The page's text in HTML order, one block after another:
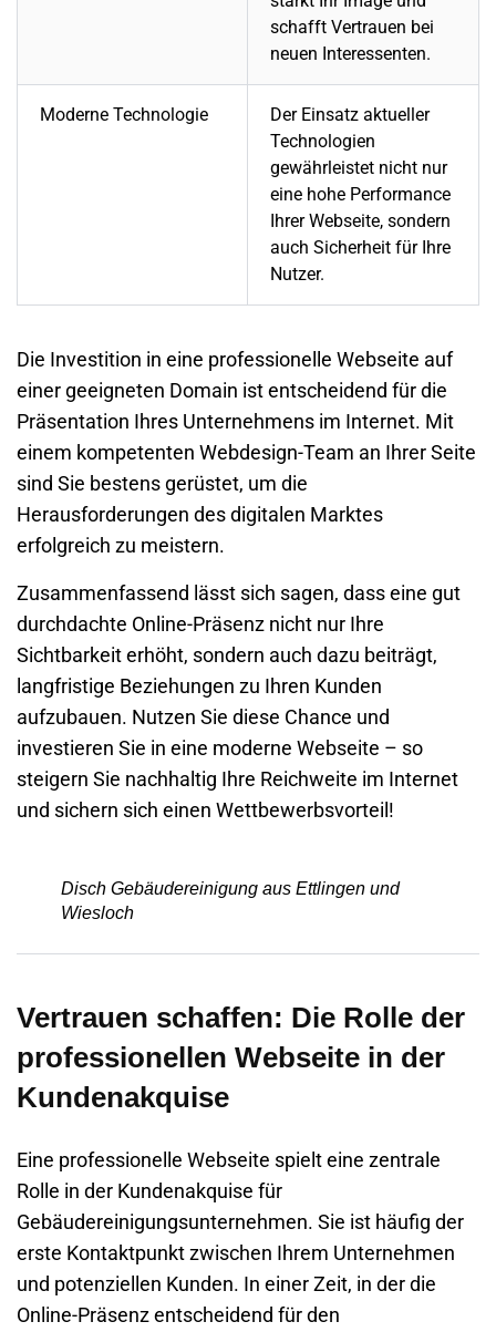
schafft Vertrauen bei
neuen Interessenten.
Moderne Technologie
Der Einsatz aktueller
Technologien
gewährleistet nicht nur
eine hohe Performance
IhrerWebseite, sondern
auch Sicherheit für Ihre
Nutzer.
Die Investition in eine professionelle Webseite auf
einer geeigneten Domain ist entscheidend für die
Präsentation Ihres Unternehmens im Internet. Mit
einem kompetenten Webdesign-Team an Ihrer Seite
sind Sie bestens gerüstet, um die
Herausforderungen des digitalen Marktes
erfolgreich zu meistern.
Zusammenfassend lässt sich sagen, dass eine gut
durchdachte Online-Präsenz nicht nur Ihre
Sichtbarkeit erhöht, sondern auch dazu beiträgt,
langfristige Beziehungen zu Ihren Kunden
aufzubauen. Nutzen Sie diese Chance und
investieren Sie in eine moderne Webseite – so
steigern Sie nachhaltig Ihre Reichweite im Internet
und sichern sich einen Wettbewerbsvorteil!
Disch Gebäudereinigung aus Ettlingen und
Wiesloch
Vertrauen schaffen: Die Rolle der
professionellen Webseite in der
Kundenakquise
Eine professionelle Webseite spielt eine zentrale
Rolle in der Kundenakquise für
Gebäudereinigungsunternehmen. Sie ist häufig der
erste Kontaktpunkt zwischen Ihrem Unternehmen
und potenziellen Kunden. In einer Zeit, in der die
Online-Präsenz entscheidend für den